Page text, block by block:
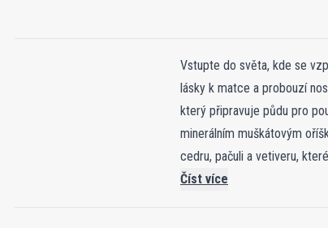
Vstupte do světa, kde se
lásky k matce a probouzí
který připravuje půdu pro
minerálním muškátovým
cedru, pačuli a vetiveru,
připomínají radostné
Číst více